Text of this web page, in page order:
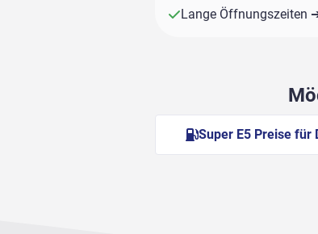
Lange Öffnungszeiten
Super E5 Preise für